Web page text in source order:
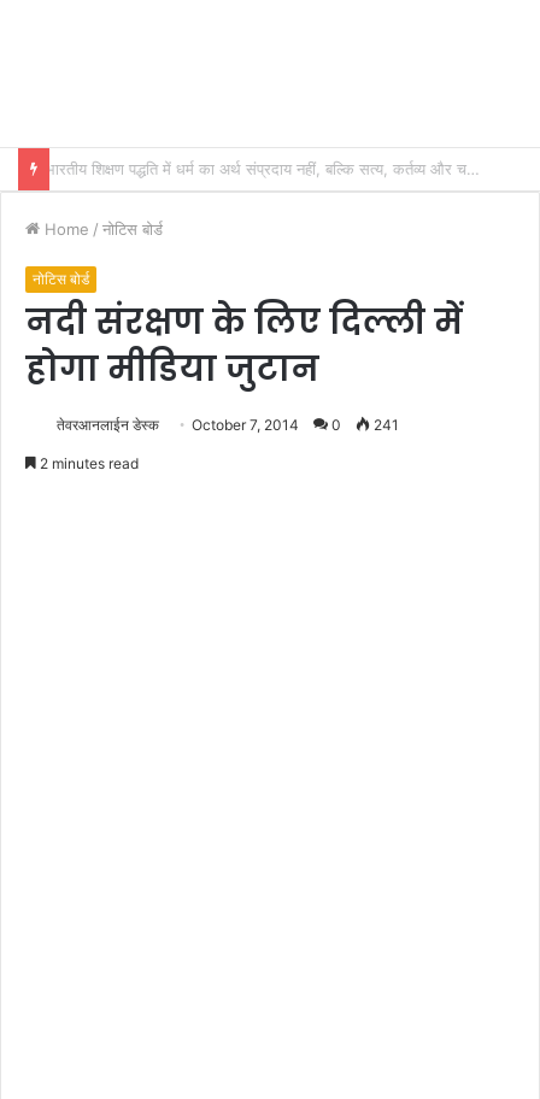
Home / नोटिस बोर्ड
नोटिस बोर्ड
नदी संरक्षण के लिए दिल्ली में
होगा मीडिया जुटान
तेवरआनलाईन डेस्क October 7, 2014 0 241
2 minutes read